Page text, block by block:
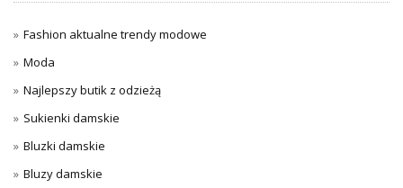
Fashion aktualne trendy modowe
Moda
Najlepszy butik z odzieżą
Sukienki damskie
Bluzki damskie
Bluzy damskie